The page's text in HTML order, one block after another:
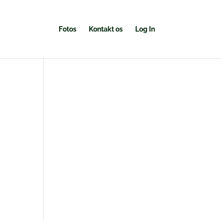
Fotos Kontakt os Log In